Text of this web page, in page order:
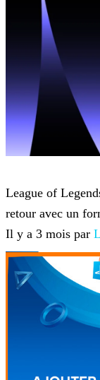
League of
retour avec un
Il y a 3 mois par